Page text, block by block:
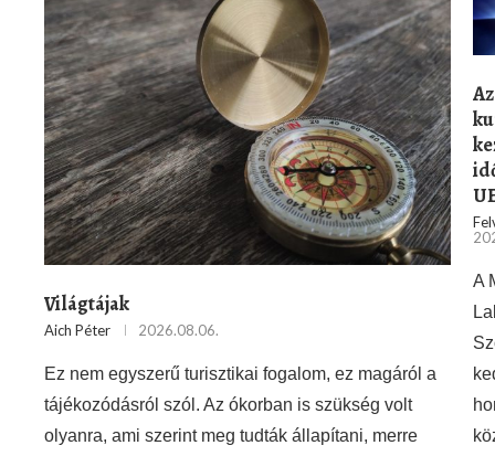
Világtájak
Aich Péter 2026.08.06.
Ez nem egyszerű turisztikai fogalom, ez magáról a
tájékozódásról szól. Az ókorban is szükség volt
olyanra, ami szerint meg tudták állapítani, merre
A